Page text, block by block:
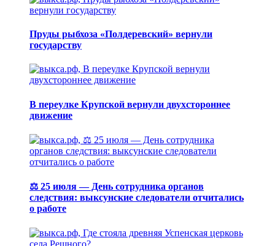
Пруды рыбхоза «Полдеревский» вернули
государству
В переулке Крупской вернули двухстороннее
движение
⚖️ 25 июля — День сотрудника органов
следствия: выксунские следователи отчитались
о работе